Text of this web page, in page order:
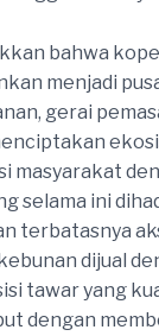
bahwa
menjadi
gerai
masyarakat
selama ini
terbatasnya
dijual
tawar yang
dengan